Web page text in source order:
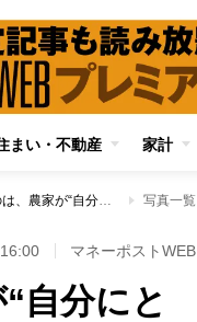
まい・不動産 家計
米価格が下がらないのは、農家が“自分にとってどのような選択が最高か”を考えた帰結 田植えと稲刈り経験を経て実感する「米価格はこれまでが安過ぎた」 写真一覧
マネーポストWEB
自分にと